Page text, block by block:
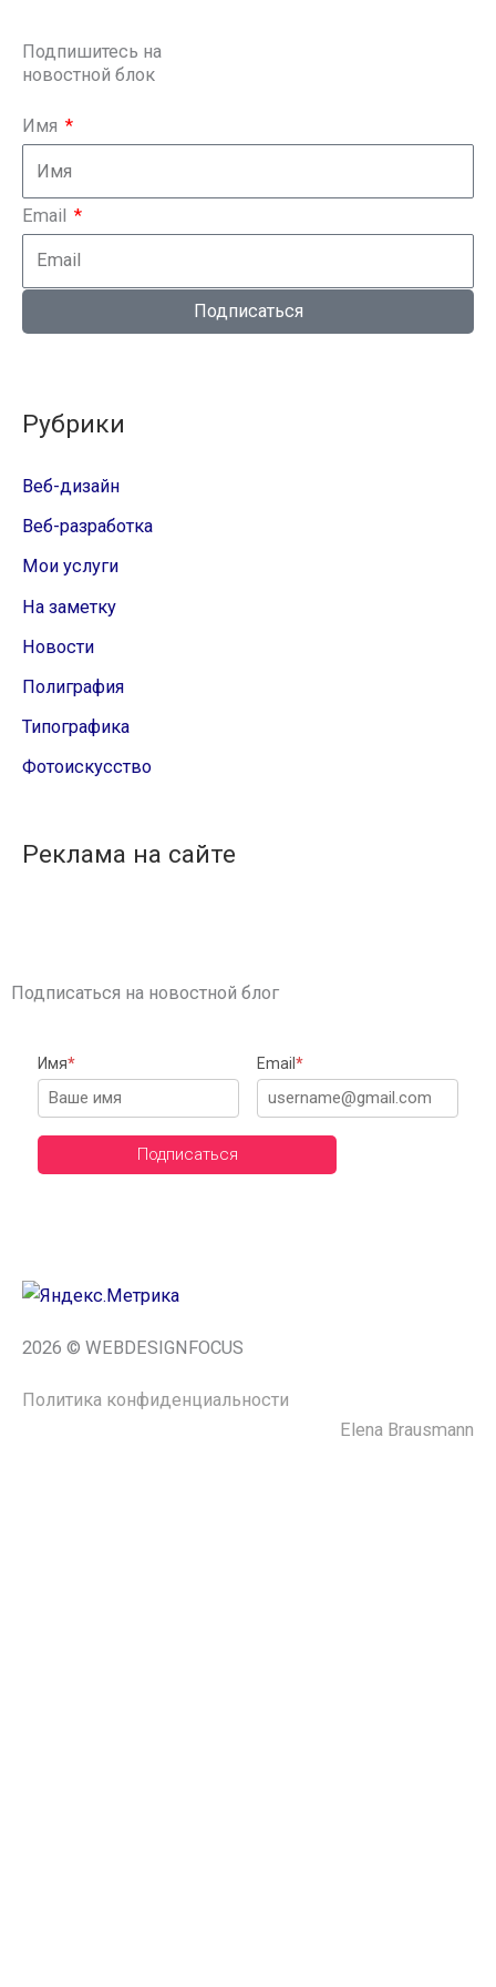
Подпишитесь на
новостной блок
Имя
Email
Подписаться
Рубрики
Веб-дизайн
Веб-разработка
Мои услуги
На заметку
Новости
Полиграфия
Типографика
Фотоискусство
Реклама на сайте
Подписаться на новостной блог
Имя* Email *
Подписаться
2026 © WEBDESIGNFOCUS
Политика конфиденциальности
Elena Brausmann